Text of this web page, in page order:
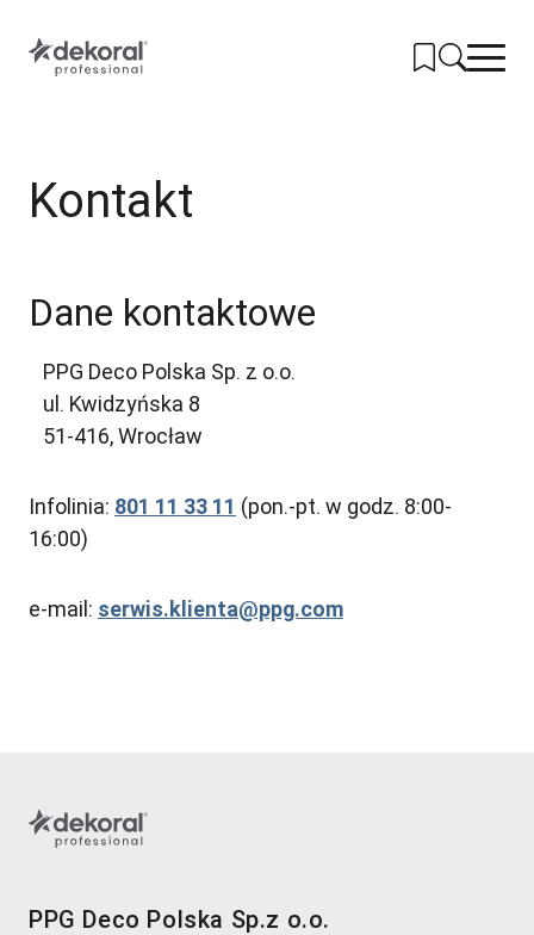
głównej
PRODUKTY
SYSTEMY
NARZĘDZIA
GDZIE KUPIĆ
KONTAKT
Kontakt
Dane kontaktowe
PPG Deco Polska Sp. z o.o.
ul. Kwidzyńska 8
51-416, Wrocław
Infolinia: 801 11 33 11 (pon.-pt. w godz. 8:00-
16:00)
e-mail: serwis.klienta@ppg.com
PPG Deco Polska Sp.z o.o.